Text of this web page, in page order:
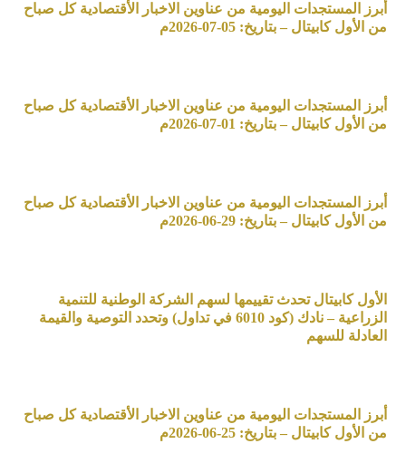
أبرز المستجدات اليومية من عناوين الاخبار الأقتصادية كل صباح
من الأول كابيتال – بتاريخ: 05-07-2026م
أبرز المستجدات اليومية من عناوين الاخبار الأقتصادية كل صباح
من الأول كابيتال – بتاريخ: 01-07-2026م
أبرز المستجدات اليومية من عناوين الاخبار الأقتصادية كل صباح
من الأول كابيتال – بتاريخ: 29-06-2026م
الأول كابيتال تحدث تقييمها لسهم الشركة الوطنية للتنمية
الزراعية – نادك (كود 6010 في تداول) وتحدد التوصية والقيمة
العادلة للسهم
أبرز المستجدات اليومية من عناوين الاخبار الأقتصادية كل صباح
من الأول كابيتال – بتاريخ: 25-06-2026م